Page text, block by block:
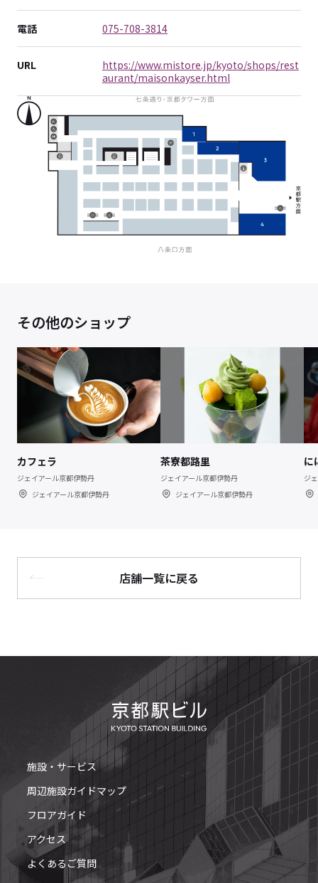
電話 075-708-3814
URL
https://www.mistore.jp/kyoto/shops/rest
aurant/maisonkayser.html
その他のショップ
カフェラ
ジェイアール京都伊勢丹
ジェイアール京都伊勢丹
茶寮都路里
ジェイアール京都伊勢丹
ジェイアール京都伊勢丹
に
ジ
店舗一覧に戻る
施設・サービス
周辺施設ガイドマップ
フロアガイド
アクセス
よくあるご質問